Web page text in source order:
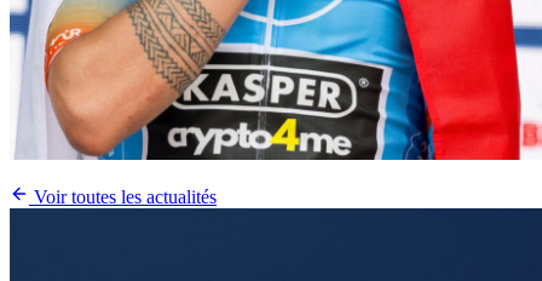
Voir toutes les actualités